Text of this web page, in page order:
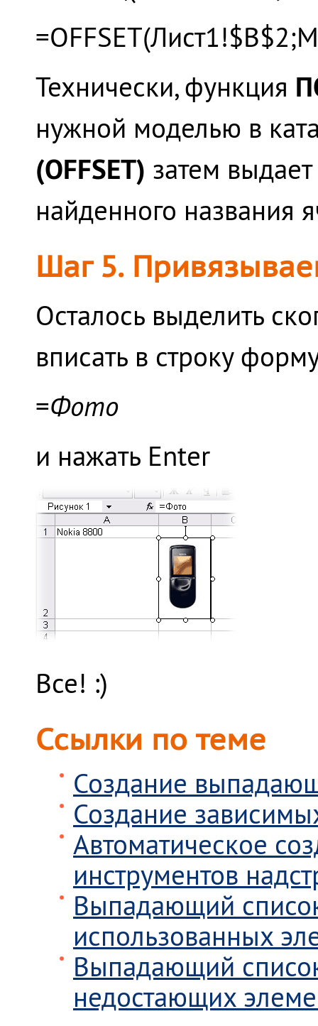
Технически, функция
нужной моделью в
(OFFSET) затем
найденного названия
Шаг 5.
Осталось выделить
вписать в строку
=Фото
и нажать Enter
Все! :)
Ссылки по теме
Создание
Создание
Автоматическое
инструментов
Выпадающий
использованных
Выпадающий
недостающих